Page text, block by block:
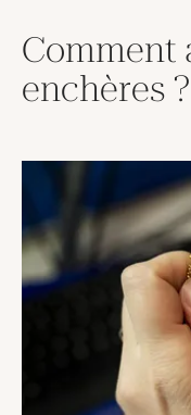
Comment
enchères ?